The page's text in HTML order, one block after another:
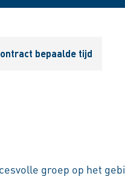
bepaalde tijd
groep op het